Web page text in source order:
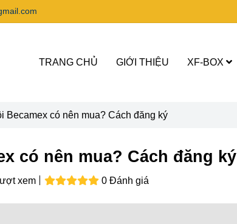
TRANG CHỦ GIỚI THIỆU XF-BOX
Becamex có nên mua? Cách đăng ký
có nên mua? Cách đăng ký
xem 0 Đánh giá